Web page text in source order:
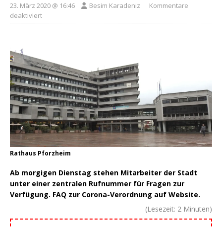
23. März 2020 @ 16:46 Besim Karadeniz
Kommentare
deaktiviert
Rathaus Pforzheim
Ab morgigen Dienstag stehen Mitarbeiter der Stadt
unter einer zentralen Rufnummer für Fragen zur
Verfügung. FAQ zur Corona-Verordnung auf Website.
(Lesezeit: 2 Minuten)